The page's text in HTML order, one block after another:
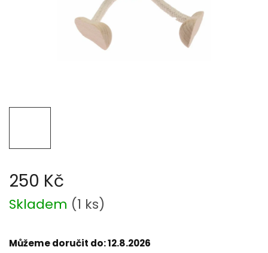
250 Kč
Měrná
cena:
Skladem (1 ks)
Můžeme doručit do:12.8.2026